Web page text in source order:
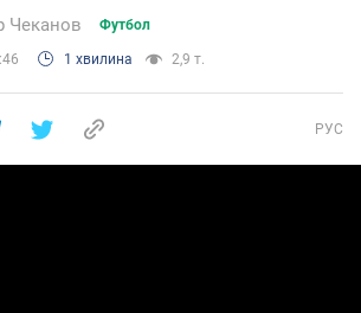
Чеканов Футбол
1 хвилина 2,9 т.
РУС